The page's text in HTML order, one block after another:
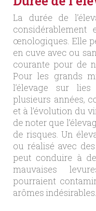
La durée de
œnologiques. Elle
en cuve avec ou
courante pour de
Pour les grands
l’élevage sur
plusieurs années,
et à l’évolution du
de noter que
de risques. Un
ou réalisé avec
peut conduire à
mauvaises
pourraient
arômes